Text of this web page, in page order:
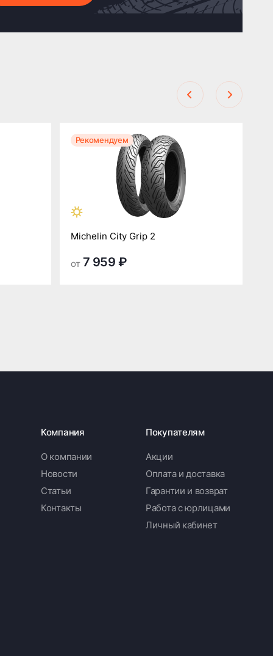
Рекомендуем
Michelin City Grip 2
от 7 959 ₽
Компания
О компании
Новости
Статьи
Контакты
Покупателям
Акции
Оплата и доставка
Гарантии и возврат
Работа с юрлицами
Личный кабинет